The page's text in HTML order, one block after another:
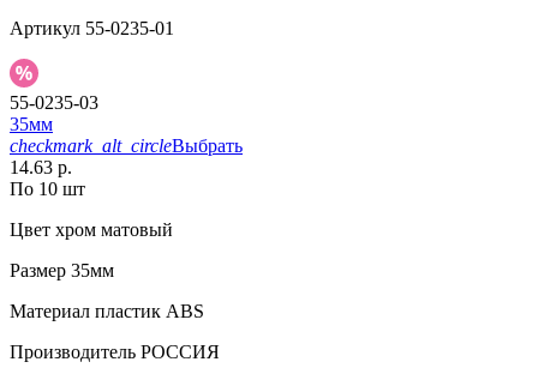
Артикул 55-0235-01
55-0235-03
35мм
checkmark_alt_circleВыбрать
14.63 р.
По 10 шт
Цвет хром матовый
Размер 35мм
Материал пластик ABS
Производитель РОССИЯ